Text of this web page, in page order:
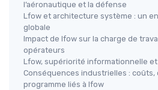
l’aéronautique et la défense
Lfow et architecture système : un
globale
Impact de lfow sur la charge de
opérateurs
Lfow, supériorité informationnelle
Conséquences industrielles : coûts,
programme liés à lfow